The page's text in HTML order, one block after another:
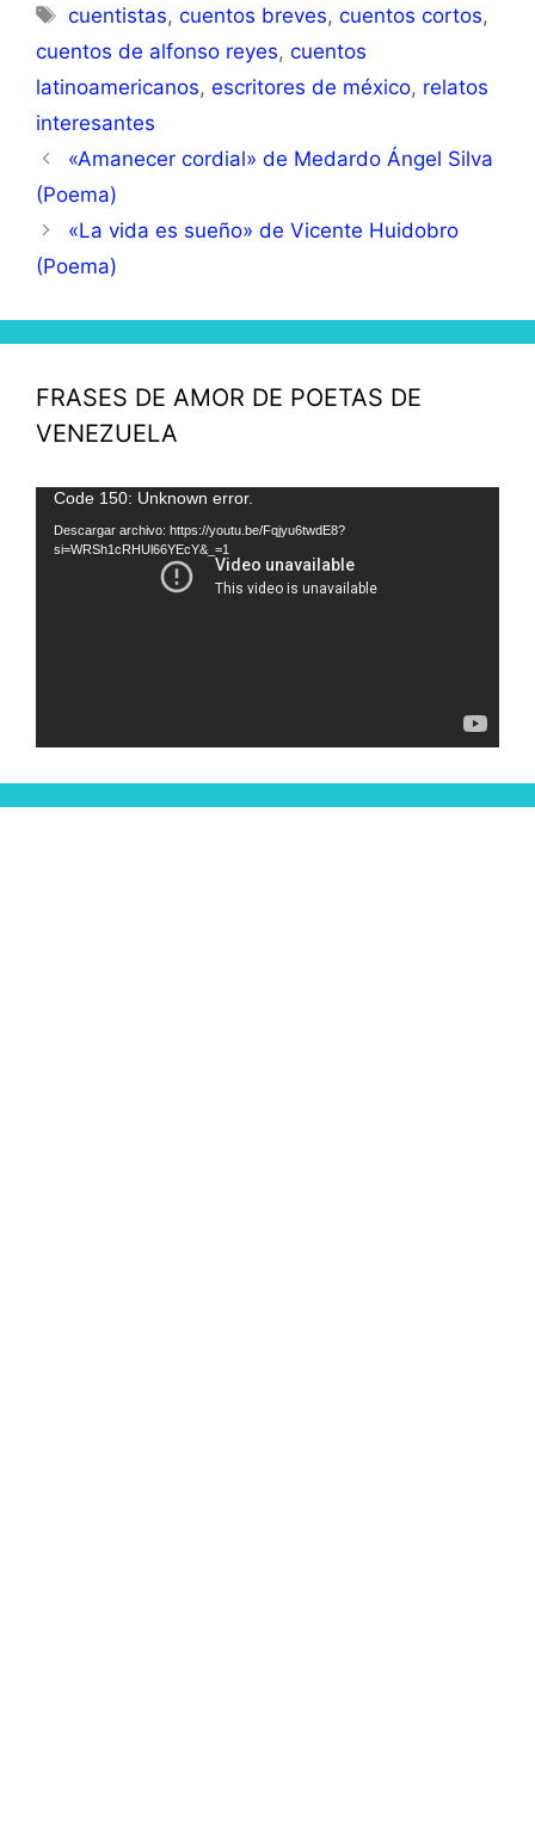
cuentistas,cuentos breves,cuentos cortos,
cuentos de alfonso reyes, cuentos
latinoamericanos, escritores de méxico, relatos
interesantes
«Amanecer cordial» de Medardo Ángel Silva
(Poema)
«La vida es sueño» de Vicente Huidobro
(Poema)
FRASES DE AMOR DE POETAS DE
VENEZUELA
Reproductor
de
vídeo
Code 150: Unknown error.
Descargar archivo: https://youtu.be/Fqjyu6twdE8?
si=WRSh1cRHUl66YEcY&_=1